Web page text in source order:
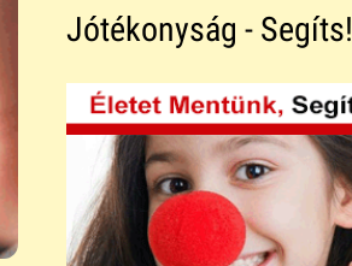
Jótékonyság - Segíts!